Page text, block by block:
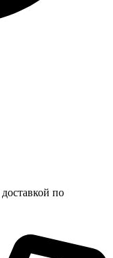
доставкой по